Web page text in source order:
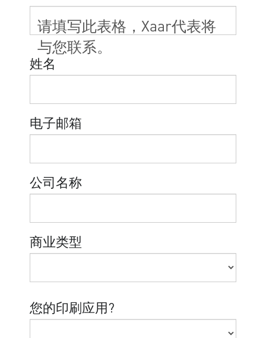
请填写此表格，Xaar代表将
与您联系。
姓名
电子邮箱
公司名称
商业类型
您的印刷应用?